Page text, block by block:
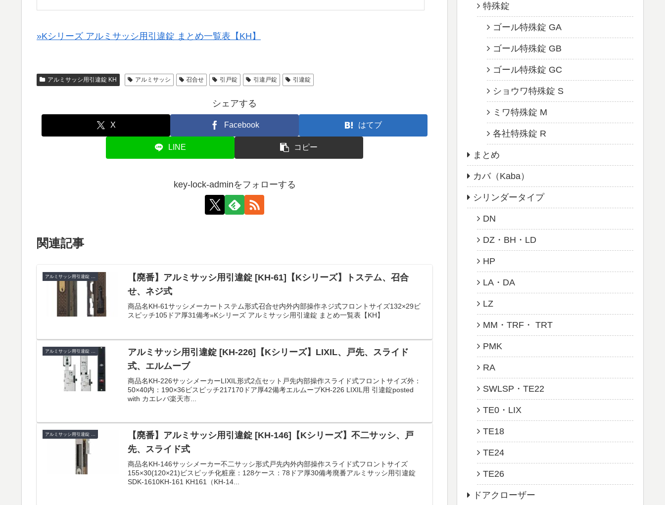
»Kシリーズ アルミサッシ用引違錠 まとめ一覧表【KH】
アルミサッシ用引違錠 KH アルミサッシ 召合せ 引戸錠 引違戸錠 引違錠
シェアする
X Facebook はてブ
LINE コピー
key-lock-adminをフォローする
関連記事
アルミサッシ用引違錠 KH
【廃番】アルミサッシ用引違錠 [KH-61]【Kシリーズ】トステム、召合
せ、ネジ式
商品名KH-61サッシメーカートステム形式召合せ内外内部操作ネジ式フロントサイズ132×29ビ
スピッチ105ドア厚31備考»Kシリーズ アルミサッシ用引違錠 まとめ一覧表【KH】
アルミサッシ用引違錠 [KH-226]【Kシリーズ】LIXIL、戸先、スライド
式、エルムーブ
商品名KH-226サッシメーカーLIXIL形式2点セット戸先内部操作スライド式フロントサイズ外：
50×40内：190×36ビスピッチ217170ドア厚42備考エルムーブKH-226 LIXIL用 引違錠posted
with カエレバ楽天市...
アルミサッシ用引違錠 KH
【廃番】アルミサッシ用引違錠 [KH-146]【Kシリーズ】不二サッシ、戸
先、スライド式
商品名KH-146サッシメーカー不二サッシ形式戸先内外内部操作スライド式フロントサイズ
155×30(120×21)ビスピッチ化粧座：128ケース：78ドア厚30備考廃番アルミサッシ用引違錠
SDK-1610KH-161 KH161（KH-14...
特殊錠
ゴール特殊錠 GA
ゴール特殊錠 GB
ゴール特殊錠 GC
ショウワ特殊錠 S
ミワ特殊錠 M
各社特殊錠 R
まとめ
カバ（Kaba）
シリンダータイプ
DN
DZ・BH・LD
HP
LA・DA
LZ
MM・TRF・ TRT
PMK
RA
SWLSP・TE22
TE0・LIX
TE18
TE24
TE26
ドアクローザー